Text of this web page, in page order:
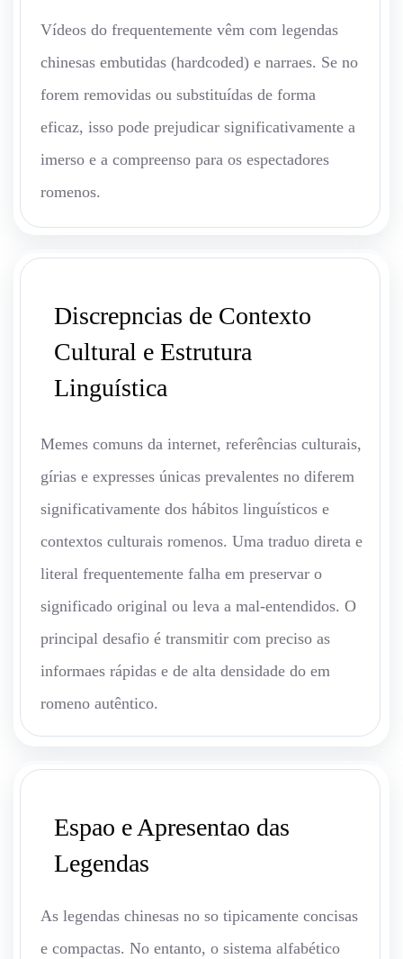
Vídeos do frequentemente vêm com legendas
chinesas embutidas (hardcoded) e narraes. Se no
forem removidas ou substituídas de forma
eficaz, isso pode prejudicar significativamente a
imerso e a compreenso para os espectadores
romenos.
Discrepncias de Contexto
Cultural e Estrutura
Linguística
Memes comuns da internet, referências culturais,
gírias e expresses únicas prevalentes no diferem
significativamente dos hábitos linguísticos e
contextos culturais romenos. Uma traduo direta e
literal frequentemente falha em preservar o
significado original ou leva a mal-entendidos. O
principal desafio é transmitir com preciso as
informaes rápidas e de alta densidade do em
romeno autêntico.
Espao e Apresentao das
Legendas
As legendas chinesas no so tipicamente concisas
e compactas. No entanto, o sistema alfabético